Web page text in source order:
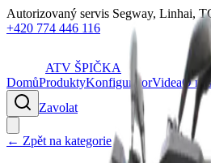
Autorizovaný servis Segway, Linhai,
+420 774 446 116
ATV ŠPIČKA
DomůProduktyKonfigurátorVideaO nás
Zavolat
← Zpět na kategorie